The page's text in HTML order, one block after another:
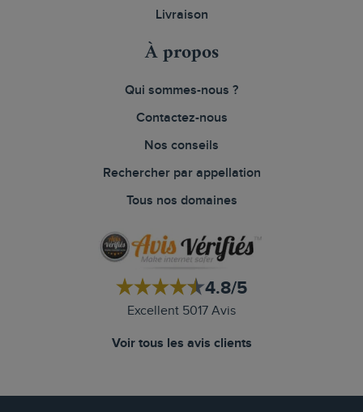
Livraison
À propos
Qui sommes-nous ?
Contactez-nous
Nos conseils
Rechercher par appellation
Tous nos domaines
4.8/5
Excellent 5017 Avis
Voir tous les avis clients